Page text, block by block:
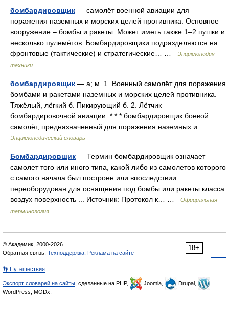
бомбардировщик — самолёт военной авиации для
поражения наземных и морских целей противника. Основное
вооружение – бомбы и ракеты. Может иметь также 1–2 пушки и
несколько пулемётов. Бомбардировщики подразделяются на
фронтовые (тактические) и стратегические… …
Энциклопедия
техники
бомбардировщик — а; м. 1. Военный самолёт для поражения
бомбами и ракетами наземных и морских целей противника.
Тяжёлый, лёгкий б. Пикирующий б. 2. Лётчик
бомбардировочной авиации. * * * бомбардировщик боевой
самолёт, предназначенный для поражения наземных и… …
Энциклопедический словарь
Бомбардировщик — Термин бомбардировщик означает
самолет того или иного типа, какой либо из самолетов которого
с самого начала был построен или впоследствии
переоборудован для оснащения под бомбы или ракеты класса
воздух поверхность ... Источник: Протокол к… …
Официальная
терминология
18+
© Академик, 2000-2026
Обратная связь: Техподдержка Реклама на сайте
👣 Путешествия
Экспорт словарей на сайты , сделанные на PHP, Joomla,
Drupal,
WordPress, MODx.